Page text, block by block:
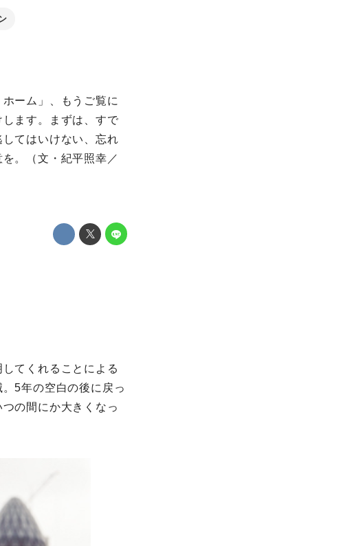
ーム」、もうご覧に
ます。まずは、すで
てはいけない、忘れ
。（文・紀平照幸／
てくれることによる
5年の空白の後に戻っ
の間にか大きくなっ